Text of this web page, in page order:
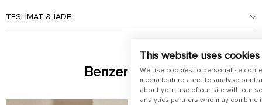
This website uses cookies
We use cookies to personalise
media features and to analyse our
about your use of our site with our
analytics partners who may
TESLIMAT & İADE
Benzer Ürünler